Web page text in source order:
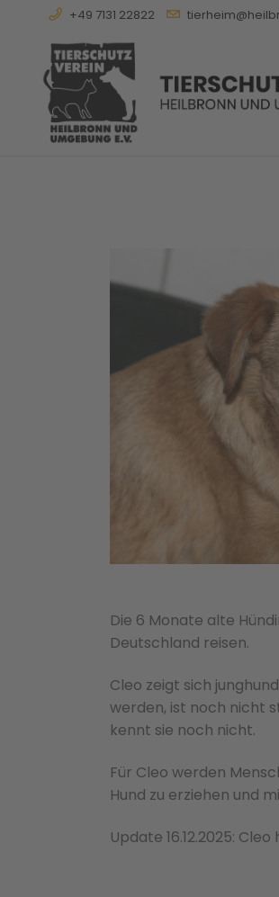
+49 7131 22822
Die 6 Monate alte
Deutschland reisen.
Cleo zeigt sich
werden, ist noch nicht
kennt sie noch nicht.
Für Cleo werden
Hund zu erziehen und
Update 16.12.2025: